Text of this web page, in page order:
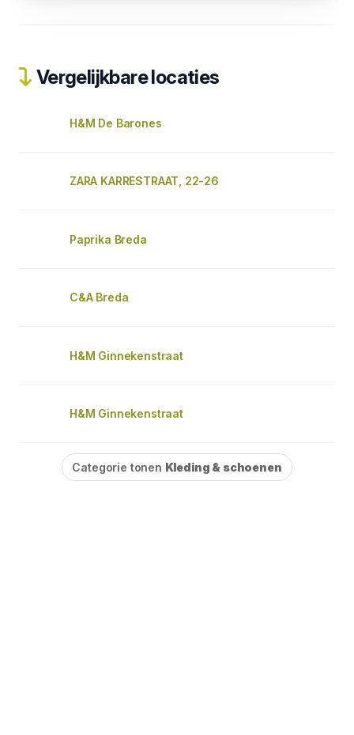
Vergelijkbare locaties
H&M De Barones
ZARA KARRESTRAAT, 22-26
Paprika Breda
C&A Breda
H&M Ginnekenstraat
H&M Ginnekenstraat
Categorie tonen Kleding & schoenen